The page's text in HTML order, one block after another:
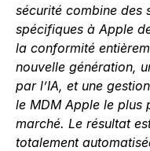
sécurité combine des
spécifiques à Apple
la conformité
nouvelle génération,
par l’IA, et une
le MDM Apple le plus
marché. Le résultat
totalement